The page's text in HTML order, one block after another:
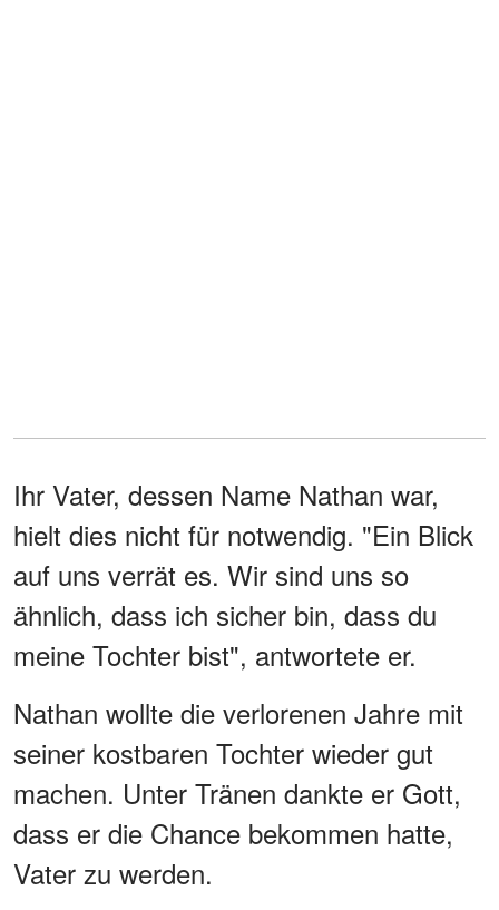
Ihr Vater, dessen Name Nathan war,
hielt dies nicht für notwendig. "Ein Blick
auf uns verrät es. Wir sind uns so
ähnlich, dass ich sicher bin, dass du
meine Tochter bist", antwortete er.
Nathan wollte die verlorenen Jahre mit
seiner kostbaren Tochter wieder gut
machen. Unter Tränen dankte er Gott,
dass er die Chance bekommen hatte,
Vater zu werden.